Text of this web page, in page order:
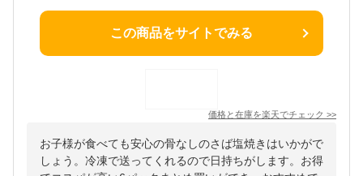
この商品をサイトでみる
価格と在庫を楽天でチェック >>
お子様が食べても安心の骨なしのさば塩焼きはいかがで
しょう。冷凍で送ってくれるので日持ちがします。お得